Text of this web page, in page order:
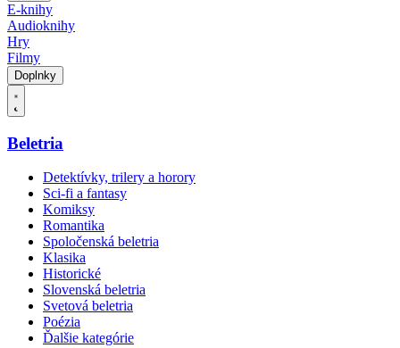
E-knihy
Audioknihy
Hry
Filmy
Doplnky
Beletria
Detektívky, trilery a horory
Sci-fi a fantasy
Komiksy
Romantika
Spoločenská beletria
Klasika
Historické
Slovenská beletria
Svetová beletria
Poézia
Ďalšie kategórie